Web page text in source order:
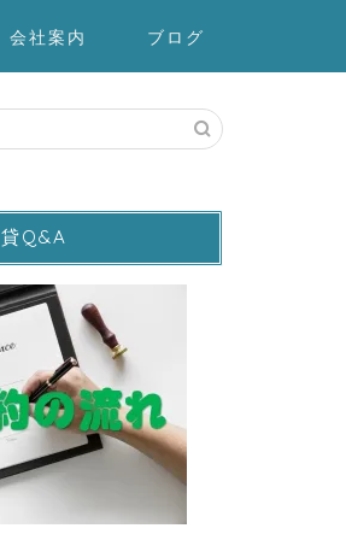
会社案内 ブログ
Q&A